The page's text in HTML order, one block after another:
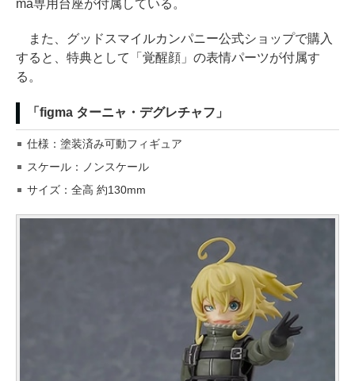
ma専用台座が付属している。
また、グッドスマイルカンパニー公式ショップで購入
すると、特典として「覚醒顔」の表情パーツが付属す
る。
「figma ターニャ・デグレチャフ」
仕様：塗装済み可動フィギュア
スケール：ノンスケール
サイズ：全高 約130mm